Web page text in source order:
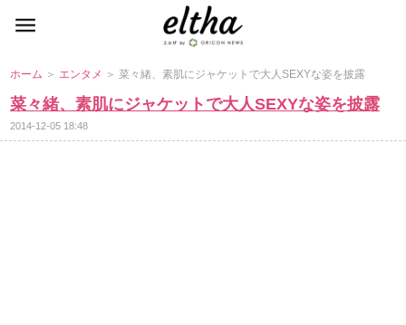
ホーム ＞ エンタメ ＞ 菜々緒、素肌にジャケットで大人SEXYな姿を披露
菜々緒、素肌にジャケットで大人SEXYな姿を披露
2014-12-05 18:48